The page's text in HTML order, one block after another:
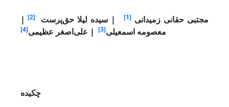
مجتبی حقانی زمیدانی [1]
| سیده لیلا حق‌پرست [2]
|
معصومه اسمعیلی[3]
| علی‌اصغر عظیمی[4]
چکیده